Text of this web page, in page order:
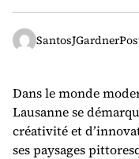
SantosJGardner
Dans le monde
Lausanne se
créativité et
ses paysages